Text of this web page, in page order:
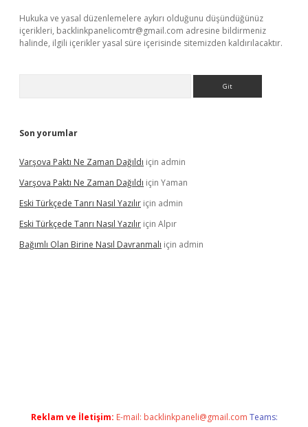
Hukuka ve yasal düzenlemelere aykırı olduğunu düşündüğünüz
içerikleri, backlinkpanelicomtr@gmail.com adresine bildirmeniz
halinde, ilgili içerikler yasal süre içerisinde sitemizden kaldırılacaktır.
Son yorumlar
Varşova Paktı Ne Zaman Dağıldı için admin
Varşova Paktı Ne Zaman Dağıldı için Yaman
Eski Türkçede Tanrı Nasıl Yazılır için admin
Eski Türkçede Tanrı Nasıl Yazılır için Alpır
Bağımlı Olan Birine Nasıl Davranmalı için admin
Reklam ve İletişim: E-mail: backlinkpaneli@gmail.com Teams: